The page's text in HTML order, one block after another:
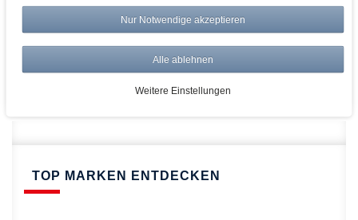
Versandkostenfrei ab 150€
Risikolos: 14 Tage Rückgabe
Über 20.000 Artikel
Schnelle Lieferung
TOP MARKEN ENTDECKEN
Nur Notwendige akzeptieren
Alle ablehnen
Weitere Einstellungen